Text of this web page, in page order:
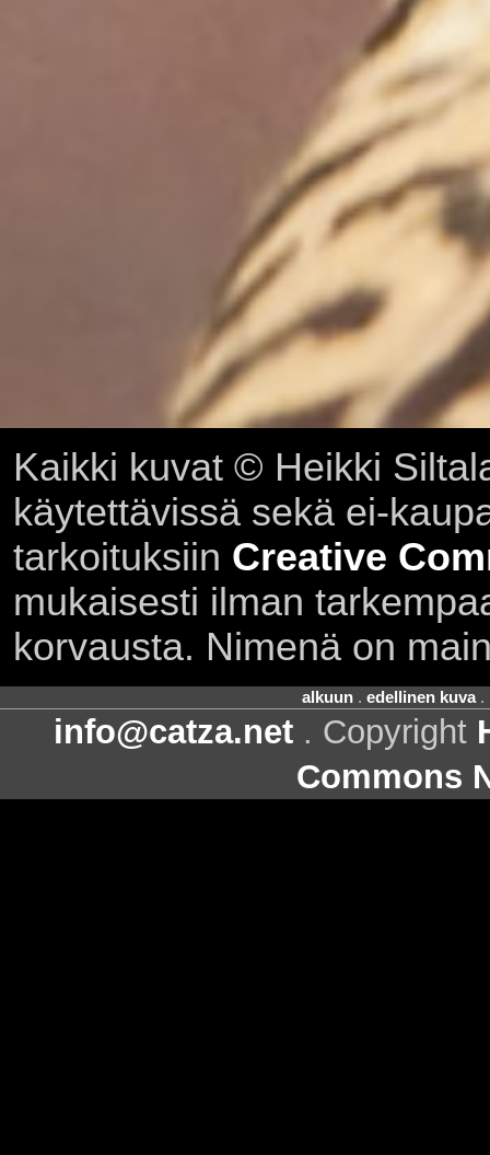
Kaikki kuvat © Heikki
käytettävissä sekä ei-
tarkoituksiin Creative
mukaisesti ilman
korvausta. Nimenä on
alkuun. edellinen kuva.
info@catza.net . Copyright
Commons